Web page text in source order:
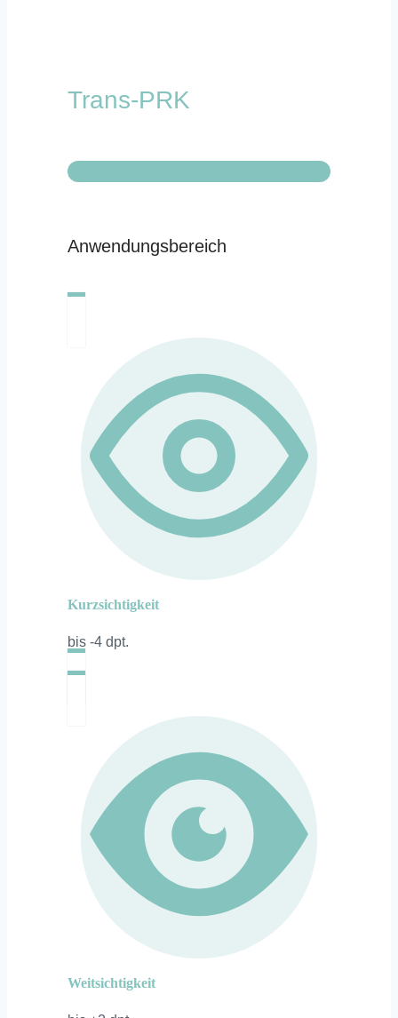
Trans-PRK
Anwendungsbereich
Kurzsichtigkeit
bis -4 dpt.
Weitsichtigkeit